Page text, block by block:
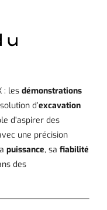
: les démonstrations
d’excavation
d’aspirer des
une précision
puissance, sa fiabilité
des